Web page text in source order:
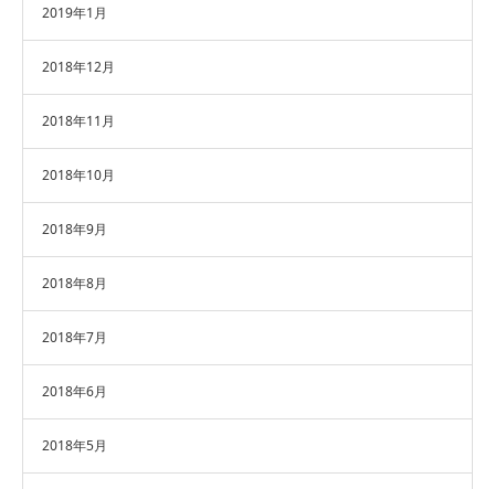
2019年1月
2018年12月
2018年11月
2018年10月
2018年9月
2018年8月
2018年7月
2018年6月
2018年5月